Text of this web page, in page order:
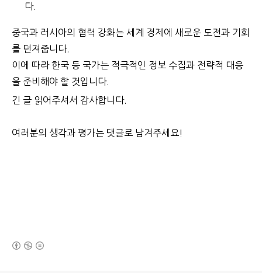
다.
중국과 러시아의 협력 강화는 세계 경제에 새로운 도전과 기회
를 던져줍니다.
이에 따라 한국 등 국가는 적극적인 정보 수집과 전략적 대응
을 준비해야 할 것입니다.
긴 글 읽어주셔서 감사합니다.
여러분의 생각과 평가는 댓글로 남겨주세요!